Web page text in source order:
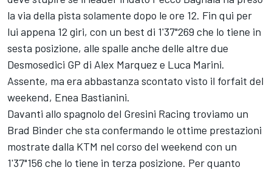
la via della pista solamente dopo le ore 12. Fin qui per
lui appena 12 giri, con un best di 1'37"269 che lo tiene in
sesta posizione, alle spalle anche delle altre due
Desmosedici GP di Alex Marquez e Luca Marini.
Assente, ma era abbastanza scontato visto il forfait del
weekend, Enea Bastianini.
Davanti allo spagnolo del Gresini Racing troviamo un
Brad Binderche sta confermando le ottime prestazioni
mostrate dalla KTM nel corso del weekend con un
1'37"156 che lo tiene in terza posizione. Per quanto